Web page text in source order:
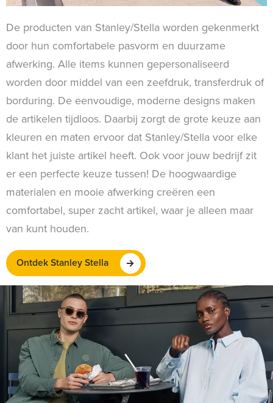
De producten van Stanley/Stella worden gekenmerkt
door hun comfortabele pasvorm en duurzame
afwerking. Alle items kunnen gepersonaliseerd
worden door middel van een zeefdruk, transferdruk of
borduring. De eenvoudige, moderne designs maken
de artikelen tijdloos. Daarbij zorgt de grote keuze aan
kleuren en maten ervoor dat Stanley/Stella voor elke
klant het juiste artikel heeft. Ook voor jouw bedrijf zit
er een perfecte keuze tussen! De hoogwaardige
materialen en mooie afwerking creëren een
comfortabel, super zacht artikel, waar je alleen maar
van kunt houden.
Ontdek Stanley Stella